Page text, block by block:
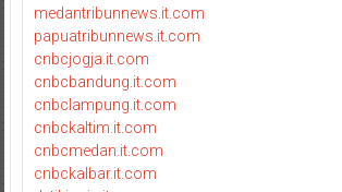
medantribunnews.it.com
papuatribunnews.it.com
cnbcjogja.it.com
cnbcbandung.it.com
cnbclampung.it.com
cnbckaltim.it.com
cnbcmedan.it.com
cnbckalbar.it.com